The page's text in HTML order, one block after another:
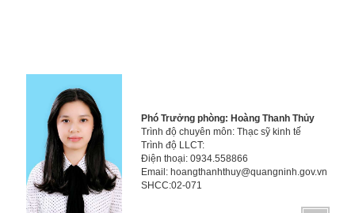
Phó Trưởng phòng: Hoàng Thanh Thủy
Trình độ chuyên môn: Thạc sỹ kinh tế
Trình độ LLCT:
Điện thoại: 0934.558866
Email: hoangthanhthuy@quangninh.gov.vn
SHCC:02-071